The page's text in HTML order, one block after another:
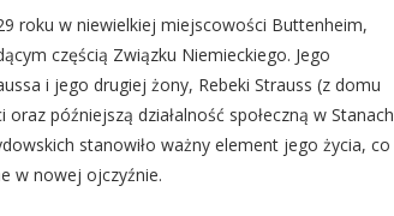
roku w niewielkiej miejscowości Buttenheim,
częścią Związku Niemieckiego. Jego
i jego drugiej żony, Rebeki Strauss (z domu
późniejszą działalność społeczną w Stanach
stanowiło ważny element jego życia, co
w nowej ojczyźnie.